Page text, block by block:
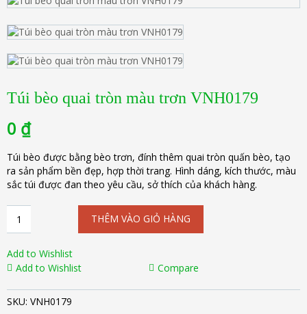
Túi bèo quai tròn màu trơn VNH0179
0 ₫
Túi bèo được bằng bèo trơn, đính thêm quai tròn quấn bèo, tạo
ra sản phẩm bền đẹp, hợp thời trang. Hình dáng, kích thước, màu
sắc túi được đan theo yêu cầu, sở thích của khách hàng.
bèo
tròn
màu
VNH0179
số
THÊM VÀO GIỎ HÀNG
Add to Wishlist
Add to Wishlist
Compare
SKU: VNH0179